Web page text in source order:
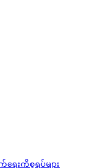
းကိစ္စရပ်များ